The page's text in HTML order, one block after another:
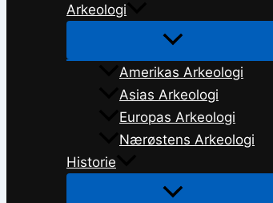
Arkeologi
Amerikas Arkeologi
Asias Arkeologi
Europas Arkeologi
Nærøstens Arkeologi
Historie